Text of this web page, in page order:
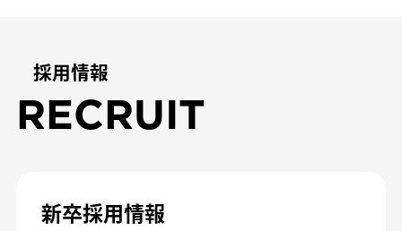
採用情報
RECRUIT
新卒採用情報